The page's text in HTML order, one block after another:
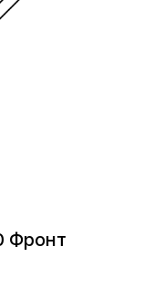
Фронт